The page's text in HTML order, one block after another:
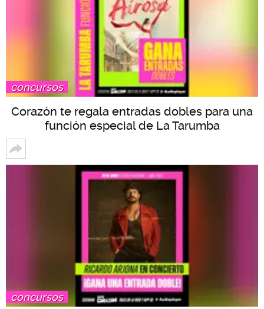
concursos
Corazón te regala entradas dobles para una
función especial de La Tarumba
concursos